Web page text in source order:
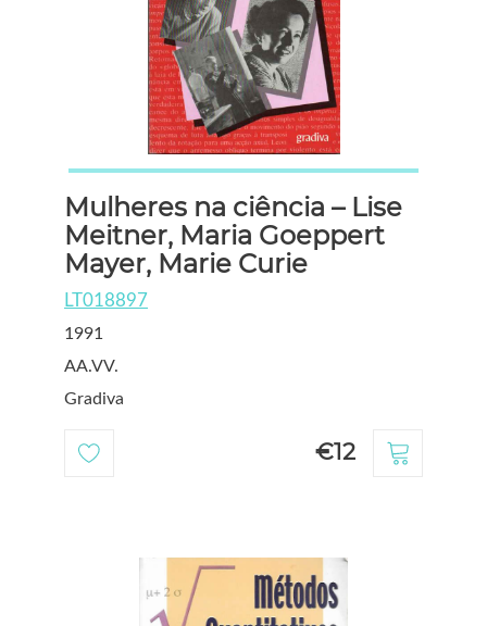
Mulheres na ciência – Lise
Meitner, Maria Goeppert
Mayer, Marie Curie
LT018897
1991
AA.VV.
Gradiva
€12